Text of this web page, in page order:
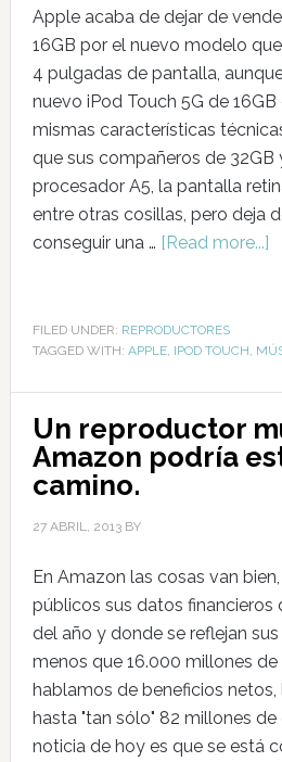
Apple acaba de dejar de
16GB por el nuevo modelo
4 pulgadas de pantalla,
nuevo iPod Touch 5G de
mismas características
que sus compañeros de 32GB
procesador A5, la pantalla
entre otras cosillas, pero deja
conseguir una … [Read more...]
FILED UNDER: REPRODUCTORES
TAGGED WITH: APPLE, IPOD TOUCH,
Un reproductor
Amazon podría
camino.
27 ABRIL, 2013BY
En Amazon las cosas van
públicos sus datos financieros
del año y donde se reflejan
menos que 16.000 millones de
hablamos de beneficios
hasta "tan sólo" 82 millones de
noticia de hoy es que se está